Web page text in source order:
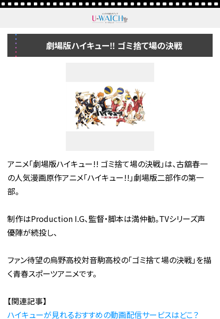
劇場版ハイキュー‼ ゴミ捨て場の決戦
アニメ「劇場版ハイキュー!! ゴミ捨て場の決戦」は、古舘春一
の人気漫画原作アニメ「ハイキュー!!」劇場版二部作の第一
部。
制作はProduction I.G、監督・脚本は満仲勧。TVシリーズ声
優陣が続投し、
ファン待望の烏野高校対音駒高校の「ゴミ捨て場の決戦」を描
く青春スポーツアニメです。
【関連記事】
ハイキューが見れるおすすめの動画配信サービスはどこ？